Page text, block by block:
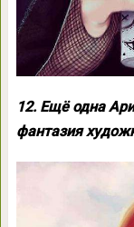
12. Ещё одна
фантазия